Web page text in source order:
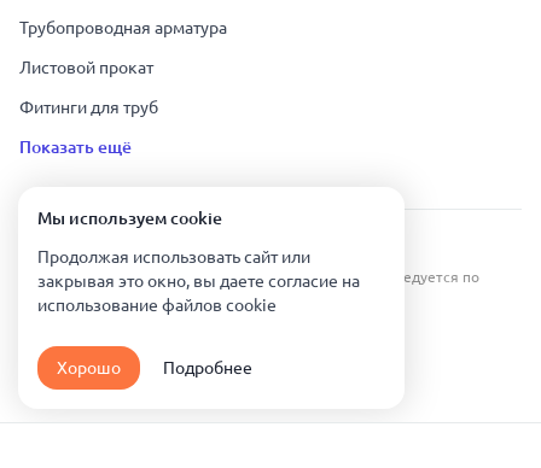
Трубопроводная арматура
Листовой прокат
Фитинги для труб
Показать ещё
Урал Тех Экспорт — Казахстан © 2019-
Все права защищены. Копирование информации преследуется по
Карта сайта
Политика конфиденциальности
Мы используем сookie
Продолжая использовать сайт или
закрывая это окно, вы даете согласие на
использование файлов сookie
Хорошо Подробнее